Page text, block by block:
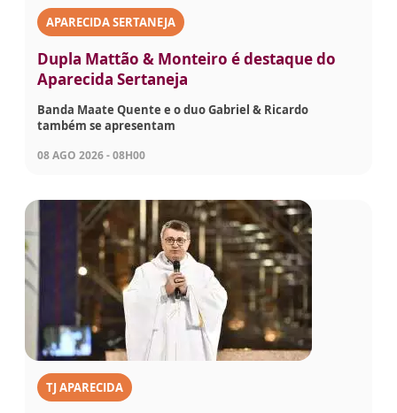
APARECIDA SERTANEJA
Dupla Mattão & Monteiro é destaque do
Aparecida Sertaneja
Banda Maate Quente e o duo Gabriel & Ricardo
também se apresentam
08 AGO 2026 - 08H00
TJ APARECIDA